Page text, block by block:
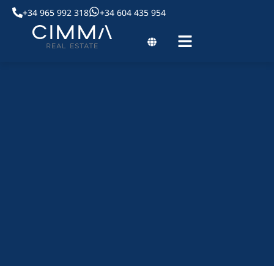
+34 965 992 318 +34 604 435 954